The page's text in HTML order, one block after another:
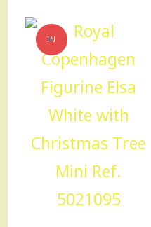
Ref.
5021096
quantità
IN
OFFERTA!